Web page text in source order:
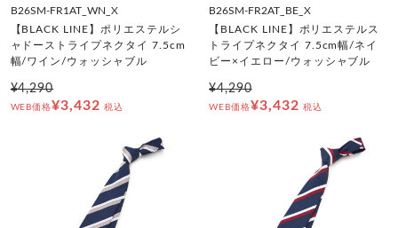
B26SM-FR1AT_WN_X
【BLACK LINE】ポリエステルシ
ャドーストライプネクタイ 7.5cm
幅/ワイン/ウォッシャブル
¥4,290
WEB価格¥3,432 税込
B26SM-FR2AT_BE_X
【BLACK LINE】ポリエステルス
トライプネクタイ 7.5cm幅/ネイ
ビー×イエロー/ウォッシャブル
¥4,290
WEB価格¥3,432 税込